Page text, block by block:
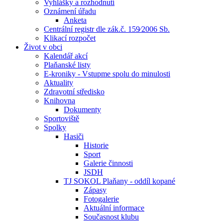
Vyhlášky a rozhodnutí
Oznámení úřadu
Anketa
Centrální registr dle zák.č. 159⁄2006 Sb.
Klikací rozpočet
Život v obci
Kalendář akcí
Plaňanské listy
E-kroniky - Vstupme spolu do minulosti
Aktuality
Zdravotní středisko
Knihovna
Dokumenty
Sportoviště
Spolky
Hasiči
Historie
Sport
Galerie činnosti
JSDH
TJ SOKOL Plaňany - oddíl kopané
Zápasy
Fotogalerie
Aktuální informace
Současnost klubu